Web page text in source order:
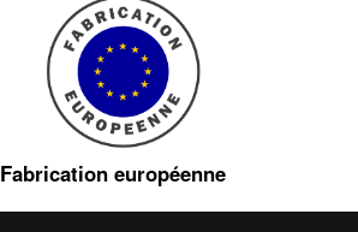
Fabrication européenne